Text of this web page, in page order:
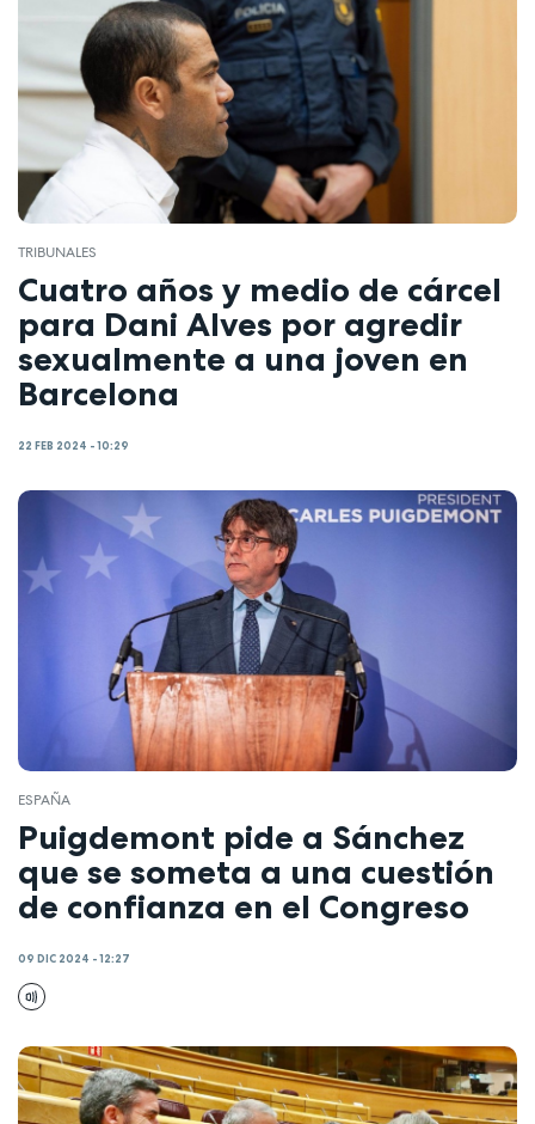
TRIBUNALES
Cuatro años y medio de cárcel
para Dani Alves por agredir
sexualmente a una joven en
Barcelona
22 FEB 2024 - 10:29
ESPAÑA
Puigdemont pide a Sánchez
que se someta a una cuestión
de confianza en el Congreso
09 DIC 2024 - 12:27